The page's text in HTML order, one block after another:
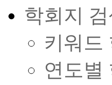
학회지 검
키워드
연도별